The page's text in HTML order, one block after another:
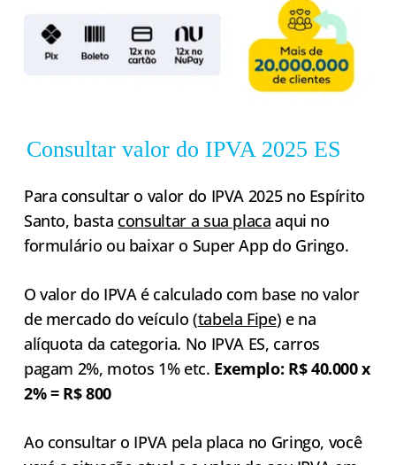
Consultar valor do IPVA 2025 ES
Para consultar o valor do IPVA 2025 no Espírito
Santo, basta consultar a sua placa aqui no
formulário ou baixar o Super App do Gringo.
O valor do IPVA é calculado com base no valor
de mercado do veículo (tabela Fipe) e na
alíquota da categoria. No IPVA ES, carros
pagam 2%, motos 1% etc. Exemplo: R$ 40.000 x
2% = R$ 800
Ao consultar o IPVA pela placa no Gringo, você